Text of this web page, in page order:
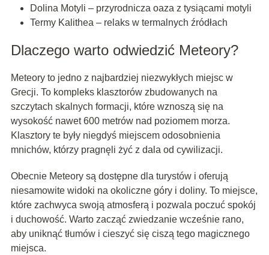
Dolina Motyli – przyrodnicza oaza z tysiącami motyli
Termy Kalithea – relaks w termalnych źródłach
Dlaczego warto odwiedzić Meteory?
Meteory to jedno z najbardziej niezwykłych miejsc w
Grecji. To kompleks klasztorów zbudowanych na
szczytach skalnych formacji, które wznoszą się na
wysokość nawet 600 metrów nad poziomem morza.
Klasztory te były niegdyś miejscem odosobnienia
mnichów, którzy pragnęli żyć z dala od cywilizacji.
Obecnie Meteory są dostępne dla turystów i oferują
niesamowite widoki na okoliczne góry i doliny. To miejsce,
które zachwyca swoją atmosferą i pozwala poczuć spokój
i duchowość. Warto zacząć zwiedzanie wcześnie rano,
aby uniknąć tłumów i cieszyć się ciszą tego magicznego
miejsca.